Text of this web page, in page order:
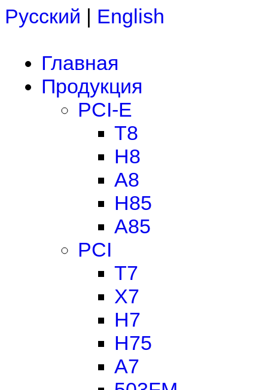
Русский | English
Главная
Продукция
PCI-E
T8
H8
A8
H85
A85
PCI
T7
X7
H7
H75
A7